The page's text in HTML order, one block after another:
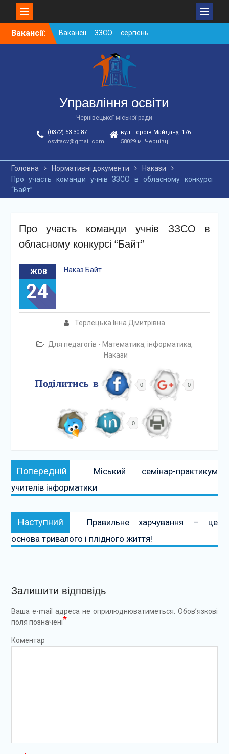
SkipВакансії:
Вакансії ЗЗСО серпень
2026
Вакансії ЗЗСО червень
Вакансії у ЗДО та
дошкільних підрозділах
ЗЗСО станом на
01.08.2026 р.
Управління освіти
Чернівецької міської ради
(0372) 53-30-87
osvitacv@gmail.com
вул. Героїв Майдану, 176
58029 м. Чернівці
Головна Нормативні документи
Накази
Про участь команди учнів ЗЗСО в обласному конкурсі
“Байт”
Про участь команди учнів ЗЗСО в
обласному конкурсі “Байт”
ЖОВ
24
Терлецька Інна Дмитрівна
Для педагогів - Математика, інформатика,
Накази
Наказ Байт
Поділитись в 0 0
0
Навігація
записів
Попередній Попередній:
Міський семінар-практикум
учителів інформатики
Наступний Наступний:
Правильне харчування – це
основа тривалого і плідного життя!
Залишити відповідь
Ваша e-mail адреса не оприлюднюватиметься. Обов’язкові
поля позначені*
Коментар